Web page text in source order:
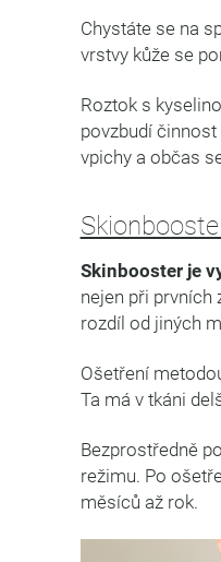
Chystáte se na
vrstvy kůže se
Roztok s
povzbudí
vpichy a občas
Skinbooster je
nejen při prvních
rozdíl od jiných
Ošetření
Ta má v tkáni
Bezprostředně
režimu. Po
měsíců až rok.